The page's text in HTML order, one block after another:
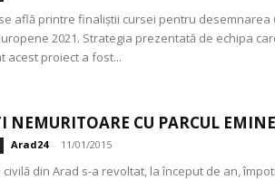
află printre finaliștii cursei pentru desemnarea
2021. Strategia prezentată de echipa
acest proiect a fost...
NEMURITOARE CU PARCUL
Arad24 - 11/01/2015
civilă din Arad s-a revoltat, la început de an,